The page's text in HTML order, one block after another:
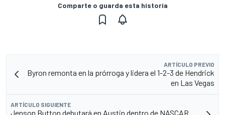
Comparte o guarda esta historia
ARTÍCULO PREVIO
Byron remonta en la prórroga y lidera el 1-2-3 de Hendrick
en Las Vegas
ARTÍCULO SIGUIENTE
Jenson Button debutará en Austin dentro de NASCAR